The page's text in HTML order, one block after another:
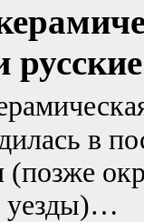
в
(позже
уезды)…